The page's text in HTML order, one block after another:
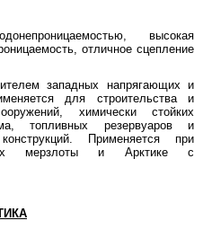
высокая
отличное сцепление
западных напрягающих и
для строительства и
химически стойких
топливных резервуаров и
Применяется при
мерзлоты и Арктике с